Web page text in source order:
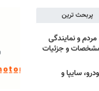
پربحث ترین
و نمایندگی
و جزئیات
سایپا و